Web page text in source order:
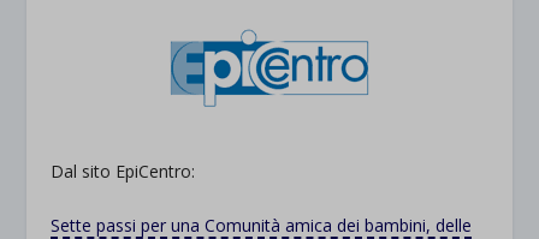
Dal sito EpiCentro:
Sette passi per una Comunità amica dei bambini, delle